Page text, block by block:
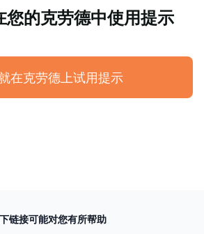
您的克劳德中使用提示
在克劳德上试用提示
链接可能对您有所帮助